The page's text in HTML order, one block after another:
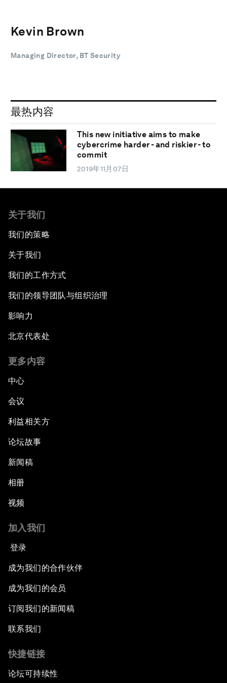
Kevin Brown
Managing Director, BT Security
最热内容
This new initiative aims to make
cybercrime harder - and riskier - to
commit
2019年11月07日
关于我们
我们的策略
关于我们
我们的工作方式
我们的领导团队与组织治理
影响力
北京代表处
更多内容
中心
会议
利益相关方
论坛故事
新闻稿
相册
视频
加入我们
登录
成为我们的合作伙伴
成为我们的会员
订阅我们的新闻稿
联系我们
快捷链接
论坛可持续性